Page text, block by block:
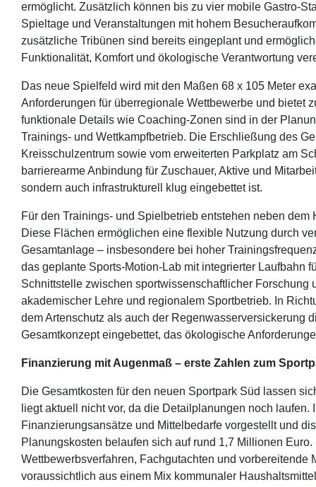
ermöglicht. Zusätzlich können bis zu vier mobile Gastro-
Spieltage und Veranstaltungen mit hohem
zusätzliche Tribünen sind bereits eingeplant und
Funktionalität, Komfort und ökologische Verantwortung
Das neue Spielfeld wird mit den Maßen 68 x 105 Meter
Anforderungen für überregionale Wettbewerbe und bietet
funktionale Details wie Coaching-Zonen sind in der
Trainings- und Wettkampfbetrieb. Die Erschließung des
Kreisschulzentrum sowie vom erweiterten Parkplatz am
barrierearme Anbindung für Zuschauer, Aktive und
sondern auch infrastrukturell klug eingebettet ist.
Für den Trainings- und Spielbetrieb entstehen neben
Diese Flächen ermöglichen eine flexible Nutzung durch
Gesamtanlage – insbesondere bei hoher
das geplante Sports-Motion-Lab mit integrierter Laufbahn
Schnittstelle zwischen sportwissenschaftlicher
akademischer Lehre und regionalem Sportbetrieb. In
dem Artenschutz als auch der Regenwasserversickerung
Gesamtkonzept eingebettet, das ökologische
Finanzierung mit Augenmaß – erste Zahlen zum
Die Gesamtkosten für den neuen Sportpark Süd lassen
liegt aktuell nicht vor, da die Detailplanungen noch
Finanzierungsansätze und Mittelbedarfe vorgestellt und
Planungskosten belaufen sich auf rund 1,7 Millionen
Wettbewerbsverfahren, Fachgutachten und
voraussichtlich aus einem Mix kommunaler